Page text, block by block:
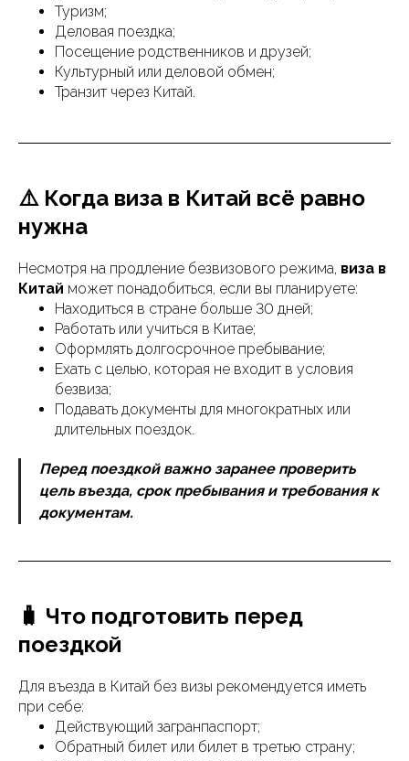
Туризм;
Деловая поездка;
Посещение родственников и друзей;
Культурный или деловой обмен;
Транзит через Китай.
⚠️ Когда виза в Китай всё равно
нужна
Несмотря на продление безвизового режима, виза в
Китай может понадобиться, если вы планируете:
Находиться в стране больше 30 дней;
Работать или учиться в Китае;
Оформлять долгосрочное пребывание;
Ехать с целью, которая не входит в условия
безвиза;
Подавать документы для многократных или
длительных поездок.
Перед поездкой важно заранее проверить
цель въезда, срок пребывания и требования к
документам.
🧳 Что подготовить перед
поездкой
Для въезда в Китай без визы рекомендуется иметь
при себе:
Действующий загранпаспорт;
Обратный билет или билет в третью страну;